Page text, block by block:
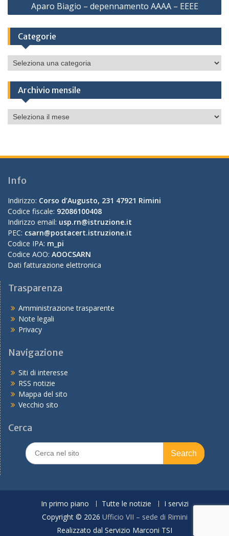
Aparo Biagio – depennamento AAAA – EEEE
Categorie
Categorie
Archivio mensile
Archivio
mensile
Info
Indirizzo: Corso d’Augusto, 231 47921 Rimini
Codice fiscale: 92086100408
Indirizzo email: usp.rn@istruzione.it
PEC: csarn@postacert.istruzione.it
Codice IPA: m_pi
Codice AOO: AOOCSARN
Dati fatturazione elettronica
Trasparenza
Amministrazione trasparente
Note legali
Privacy
Navigazione
Siti di interesse
RSS notizie
Mappa del sito
Vecchio sito
Cerca
Search
for:
In primo piano Tutte le notizie
I servizi
Copyright © 2026 Ufficio VII – sede di Rimini
Realizzato dal Servizio Marconi TSI